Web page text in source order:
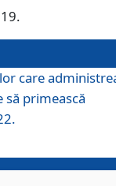
care
primească